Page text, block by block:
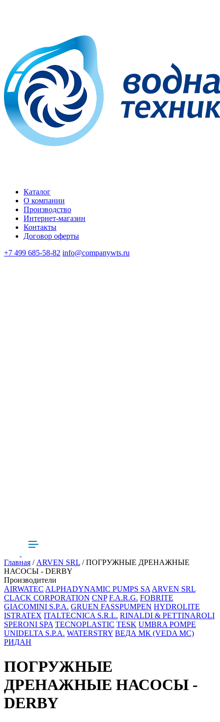
Каталог
О компании
Производство
Интернет-магазин
Контакты
Договор оферты
+7 499 685-58-82 info@companywts.ru
Главная /ARVEN SRL / ПОГРУЖНЫЕ ДРЕНАЖНЫЕ
НАСОСЫ - DERBY
Производители
AIRWATEC ALPHADYNAMIC PUMPS SAARVEN SRL
CLACK CORPORATION CNP F.A.R.G. FOBRITE
GIACOMINI S.P.A. GRUEN FASSPUMPEN HYDROLITE
ISTRATEX ITALTECNICA S.R.L. RINALDI & PETTINAROLI
SPERONI SPA TECNOPLASTIC TESK UMBRA POMPE
UNIDELTA S.P.A. WATERSTRY ВЕДА МК (VEDA MC)
РИДАН
ПОГРУЖНЫЕ
ДРЕНАЖНЫЕ НАСОСЫ -
DERBY